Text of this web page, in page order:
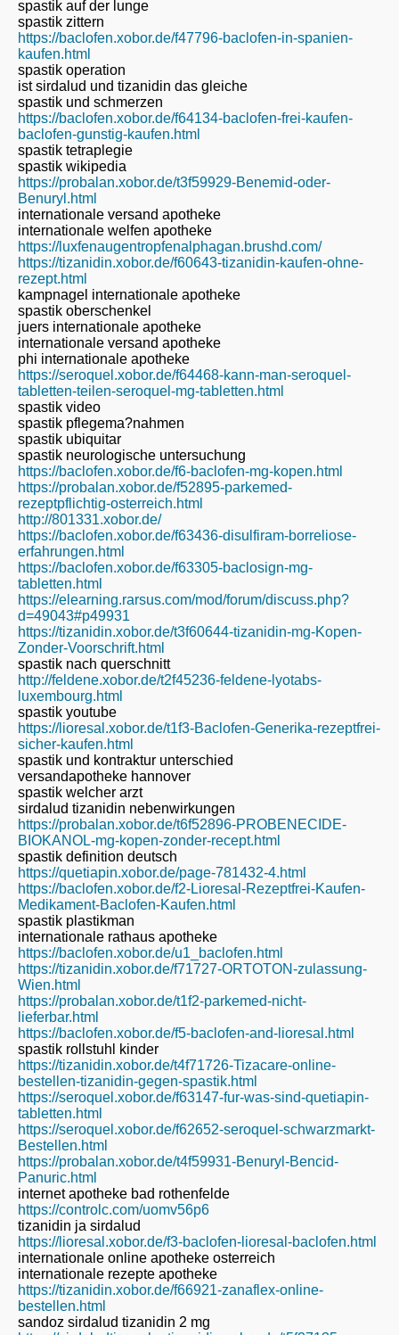
spastik auf der lunge
spastik zittern
https://baclofen.xobor.de/f47796-baclofen-in-spanien-
kaufen.html
spastik operation
ist sirdalud und tizanidin das gleiche
spastik und schmerzen
https://baclofen.xobor.de/f64134-baclofen-frei-kaufen-
baclofen-gunstig-kaufen.html
spastik tetraplegie
spastik wikipedia
https://probalan.xobor.de/t3f59929-Benemid-oder-
Benuryl.html
internationale versand apotheke
internationale welfen apotheke
https://luxfenaugentropfenalphagan.brushd.com/
https://tizanidin.xobor.de/f60643-tizanidin-kaufen-ohne-
rezept.html
kampnagel internationale apotheke
spastik oberschenkel
juers internationale apotheke
internationale versand apotheke
phi internationale apotheke
https://seroquel.xobor.de/f64468-kann-man-seroquel-
tabletten-teilen-seroquel-mg-tabletten.html
spastik video
spastik pflegema?nahmen
spastik ubiquitar
spastik neurologische untersuchung
https://baclofen.xobor.de/f6-baclofen-mg-kopen.html
https://probalan.xobor.de/f52895-parkemed-
rezeptpflichtig-osterreich.html
http://801331.xobor.de/
https://baclofen.xobor.de/f63436-disulfiram-borreliose-
erfahrungen.html
https://baclofen.xobor.de/f63305-baclosign-mg-
tabletten.html
https://elearning.rarsus.com/mod/forum/discuss.php?
d=49043#p49931
https://tizanidin.xobor.de/t3f60644-tizanidin-mg-Kopen-
Zonder-Voorschrift.html
spastik nach querschnitt
http://feldene.xobor.de/t2f45236-feldene-lyotabs-
luxembourg.html
spastik youtube
https://lioresal.xobor.de/t1f3-Baclofen-Generika-rezeptfrei-
sicher-kaufen.html
spastik und kontraktur unterschied
versandapotheke hannover
spastik welcher arzt
sirdalud tizanidin nebenwirkungen
https://probalan.xobor.de/t6f52896-PROBENECIDE-
BIOKANOL-mg-kopen-zonder-recept.html
spastik definition deutsch
https://quetiapin.xobor.de/page-781432-4.html
https://baclofen.xobor.de/f2-Lioresal-Rezeptfrei-Kaufen-
Medikament-Baclofen-Kaufen.html
spastik plastikman
internationale rathaus apotheke
https://baclofen.xobor.de/u1_baclofen.html
https://tizanidin.xobor.de/f71727-ORTOTON-zulassung-
Wien.html
https://probalan.xobor.de/t1f2-parkemed-nicht-
lieferbar.html
https://baclofen.xobor.de/f5-baclofen-and-lioresal.html
spastik rollstuhl kinder
https://tizanidin.xobor.de/t4f71726-Tizacare-online-
bestellen-tizanidin-gegen-spastik.html
https://seroquel.xobor.de/f63147-fur-was-sind-quetiapin-
tabletten.html
https://seroquel.xobor.de/f62652-seroquel-schwarzmarkt-
Bestellen.html
https://probalan.xobor.de/t4f59931-Benuryl-Bencid-
Panuric.html
internet apotheke bad rothenfelde
https://controlc.com/uomv56p6
tizanidin ja sirdalud
https://lioresal.xobor.de/f3-baclofen-lioresal-baclofen.html
internationale online apotheke osterreich
internationale rezepte apotheke
https://tizanidin.xobor.de/f66921-zanaflex-online-
bestellen.html
sandoz sirdalud tizanidin 2 mg